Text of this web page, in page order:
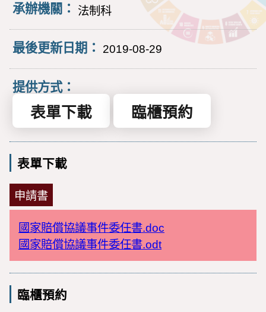
承辦機關： 法制科
最後更新日期： 2019-08-29
提供方式：
表單下載 臨櫃預約
表單下載
申請書
國家賠償協議事件委任書.doc
國家賠償協議事件委任書.odt
臨櫃預約